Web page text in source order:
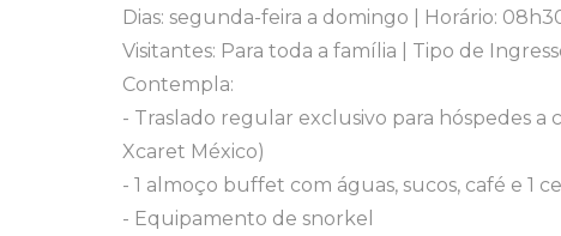
Dias: segunda-feira a domingo | Horário:
Visitantes: Para toda a família | Tipo de
Contempla:
- Traslado regular exclusivo para hóspedes
Xcaret México)
- 1 almoço buffet com águas, sucos, café e 1
- Equipamento de snorkel